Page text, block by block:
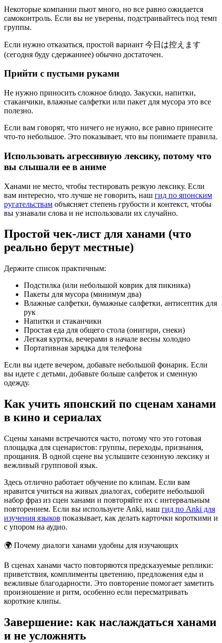
Некоторые компании пьют много, но все равно ожидается
самоконтроль. Если вы не уверены, подстраивайтесь под темп
группы.
Если нужно отказаться, простой вариант 今日は控えます
(сегодня буду сдержаннее) обычно достаточен.
Прийти с пустыми руками
Не нужно приносить сложное блюдо. Закуски, напитки,
стаканчики, влажные салфетки или пакет для мусора это все
полезно.
Если вам говорят, что ничего не нужно, все равно принесите
что-то небольшое. Это показывает, что вы понимаете правила.
Использовать агрессивную лексику, потому что
вы слышали ее в аниме
Ханами не место, чтобы тестировать резкую лексику. Если
вам интересно, что лучше не говорить, наш гид по японским
ругательствам объясняет степень грубости и контекст, чтобы
вы узнавали слова и не использовали их случайно.
Простой чек-лист для ханами (что
реально берут местные)
Держите список практичным:
Подстилка (или небольшой коврик для пикника)
Пакеты для мусора (минимум два)
Влажные салфетки, бумажные салфетки, антисептик для
рук
Напитки и стаканчики
Простая еда для общего стола (онигири, снеки)
Легкая куртка, вечерами в начале весны холодно
Портативная зарядка для телефона
Если вы идете вечером, добавьте небольшой фонарик. Если
вы идете с детьми, добавьте больше салфеток и сменную
одежду.
Как учить японский по сценам ханами
в кино и сериалах
Сцены ханами встречаются часто, потому что это готовая
площадка для сценаристов: группы, переходы, признания,
прощания. В одной сцене вы услышите сезонную лексику и
вежливый групповой язык.
Здесь отлично работает обучение по клипам. Если вам
нравится учиться на живых диалогах, соберите небольшой
набор фраз из сцен ханами и повторяйте их с интервальным
повторением. Если вы используете Anki, наш гид по Anki для
изучения языков показывает, как делать карточки короткими и
с упором на аудио.
🌍 Почему диалоги ханами удобны для изучающих
В сценах ханами часто повторяются предсказуемые реплики:
приветствия, комплименты цветению, предложения еды и
вежливые благодарности. Это повторение помогает заметить
произношение и ритм, особенно если пересматривать
короткие клипы.
Завершение: как наслаждаться ханами
и не усложнять